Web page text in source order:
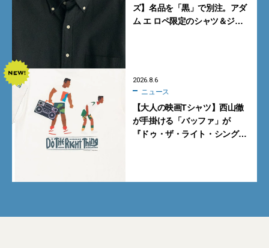
ズ】名品を「黒」で別注。アダ
ム エ ロペ限定のシャツ＆ジャ
2026.8.6
ニュース
【大人の映画Tシャツ】西山徹
が手掛ける「バッファ」が
『ドゥ・ザ・ライト・シング』